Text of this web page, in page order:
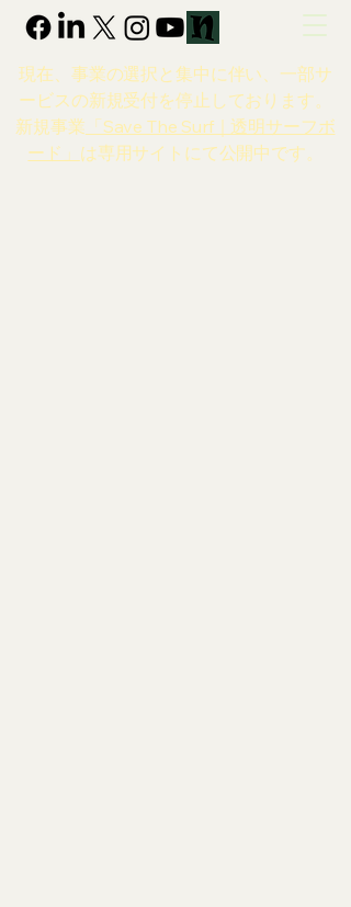
現在、事業の選択と集中に伴い、一部サ
ービスの新規受付を停止しております。
新規事業 「Save The Surf｜透明サーフボ
ード」 は専用サイトにて公開中です。